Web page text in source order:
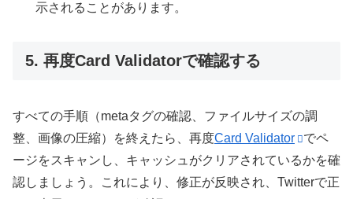
示されることがあります。
5. 再度Card Validatorで確認する
すべての手順（metaタグの確認、ファイルサイズの調
整、画像の圧縮）を終えたら、再度Card Validator
でペ
ージをスキャンし、キャッシュがクリアされているかを確
認しましょう。これにより、修正が反映され、Twitterで正